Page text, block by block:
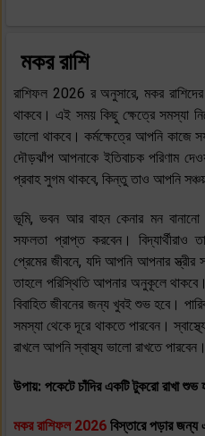
মকর রাশি
রাশিফল 2026 র অনুসারে, মকর
থাকবে। এই সময় কিছু ক্ষেত্রে সমস্যা
ভালো থাকবে। কর্মক্ষেত্রে আপনি কাজে
দৌড়ঝাঁপ আপনাকে ইতিবাচক পরিণাম
প্রবাহ সুগম থাকবে, কিন্তু তাও আপনি
ভূমি, ভবন আর বাহন কেনার মন বানানো
সফলতা প্রাপ্ত করবেন। বিদ্যার্থীরাও
প্রেমের জীবনে, যদি আপনি আপনার স্ত্রীর
তাহলে পরিস্থিতি আপনার অনুকূলে
বিবাহিত জীবনের জন্য খুবই শুভ হবে।
সমস্যা থেকে দূরে থাকতে পারবেন।
রাখলে আপনি স্বাস্থ্য ভালো রাখতে পারবেন।
উপায়: পকেটে চাঁদির একটি টুকরো রাখা শুভ
মকররাশিফল 2026 বিস্তারে পড়ার